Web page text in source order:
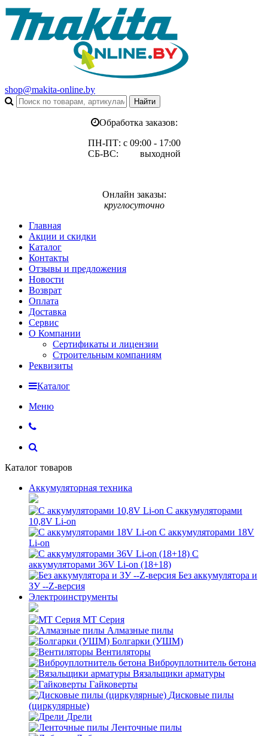
shop@makita-online.by
Обработка заказов:
ПН-ПТ: с 09:00 - 17:00
СБ-ВС: выходной
Онлайн заказы:
круглосуточно
Главная
Акции и скидки
Каталог
Контакты
Отзывы и предложения
Новости
Возврат
Оплата
Доставка
Сервис
О Компании
Сертификаты и лицензии
Строительным компаниям
Реквизиты
Каталог
Меню
Каталог товаров
Аккумуляторная техника
С аккумуляторами
10,8V Li-on
С аккумуляторами 18V
Li-on
С
аккумуляторами 36V Li-on (18+18)
Без аккумулятора и
ЗУ --Z-версия
Электроинструменты
MT Серия
Алмазные пилы
Болгарки (УШМ)
Вентиляторы
Виброуплотнитель бетона
Вязальщики арматуры
Гайковерты
Дисковые пилы
(циркулярные)
Дрели
Ленточные пилы